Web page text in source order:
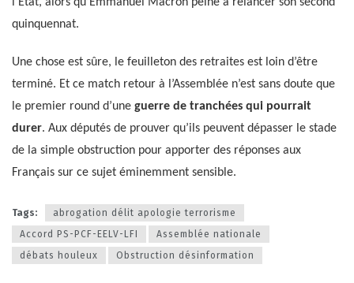
quinquennat.
Une chose est sûre, le feuilleton des retraites est loin d’être
terminé. Et ce match retour à l’Assemblée n’est sans doute que
le premier round d’une guerre de tranchées qui pourrait
durer. Aux députés de prouver qu’ils peuvent dépasser le stade
de la simple obstruction pour apporter des réponses aux
Français sur ce sujet éminemment sensible.
Tags:
abrogation délit apologie terrorisme
Accord PS-PCF-EELV-LFI
Assemblée nationale
débats houleux
Obstruction désinformation